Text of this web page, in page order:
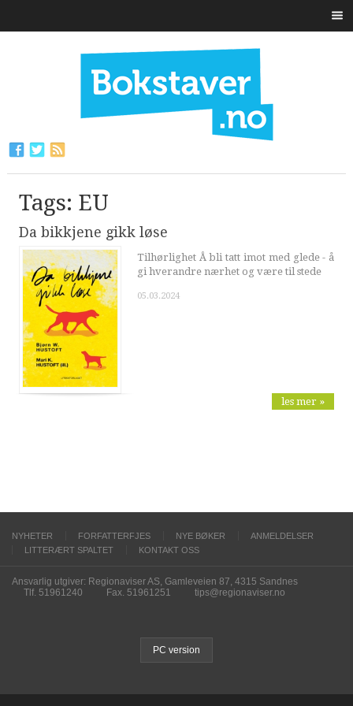
Tags: EU
Da bikkjene gikk løse
Tilhørlighet Å bli tatt imot med glede - å
gi hverandre nærhet og være til stede
05.03.2024
les mer »
NYHETER FORFATTERFJES NYE BØKER
ANMELDELSER
LITTERÆRT SPALTET
KONTAKT OSS
Ansvarlig utgiver: Regionaviser AS, Gamleveien 87, 4315 Sandnes
Tlf. 51961240
Fax. 51961251 tips@regionaviser.no
PC version